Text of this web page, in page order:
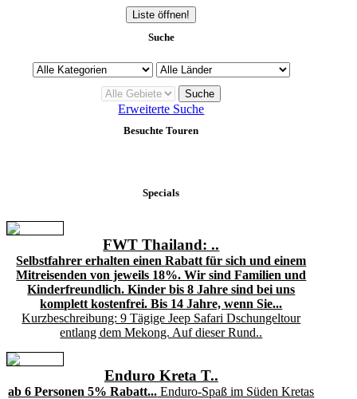
Liste öffnen!
Suche
Erweiterte Suche
Besuchte Touren
Specials
FWT Thailand: ..
Selbstfahrer erhalten einen Rabatt für sich und einem
Mitreisenden von jeweils 18%. Wir sind Familien und
Kinderfreundlich. Kinder bis 8 Jahre sind bei uns
komplett kostenfrei. Bis 14 Jahre, wenn Sie...
Kurzbeschreibung: 9 Tägige Jeep Safari Dschungeltour
entlang dem Mekong. Auf dieser Rund..
Enduro Kreta T..
ab 6 Personen 5% Rabatt... Enduro-Spaß im Süden Kretas